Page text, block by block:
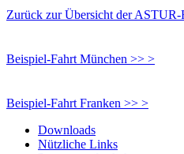
Zurück zur Übersicht der
Beispiel-Fahrt München >> >
Beispiel-Fahrt Franken >> >
Downloads
Nützliche Links